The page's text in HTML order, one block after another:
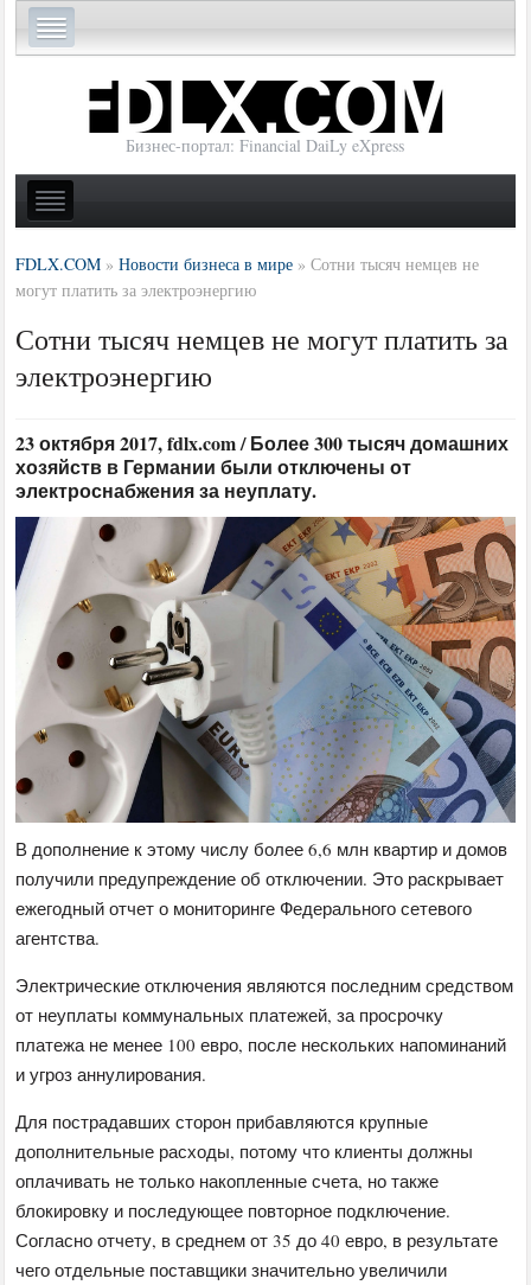
Бизнес-портал: Financial DaiLy eXpress
FDLX.COM »Новости бизнеса в мире »Сотни тысяч немцев не
могут платить за электроэнергию
Сотни тысяч немцев не могут платить за
электроэнергию
23 октября 2017, fdlx.com / Более 300 тысяч домашних
хозяйств в Германии были отключены от
электроснабжения за неуплату.
В дополнение к этому числу более 6,6 млн квартир и домов
получили предупреждение об отключении. Это раскрывает
ежегодный отчет о мониторинге Федерального сетевого
агентства.
Электрические отключения являются последним средством
от неуплаты коммунальных платежей, за просрочку
платежа не менее 100 евро, после нескольких напоминаний
и угроз аннулирования.
Для пострадавших сторон прибавляются крупные
дополнительные расходы, потому что клиенты должны
оплачивать не только накопленные счета, но также
блокировку и последующее повторное подключение.
Согласно отчету, в среднем от 35 до 40 евро, в результате
чего отдельные поставщики значительно увеличили